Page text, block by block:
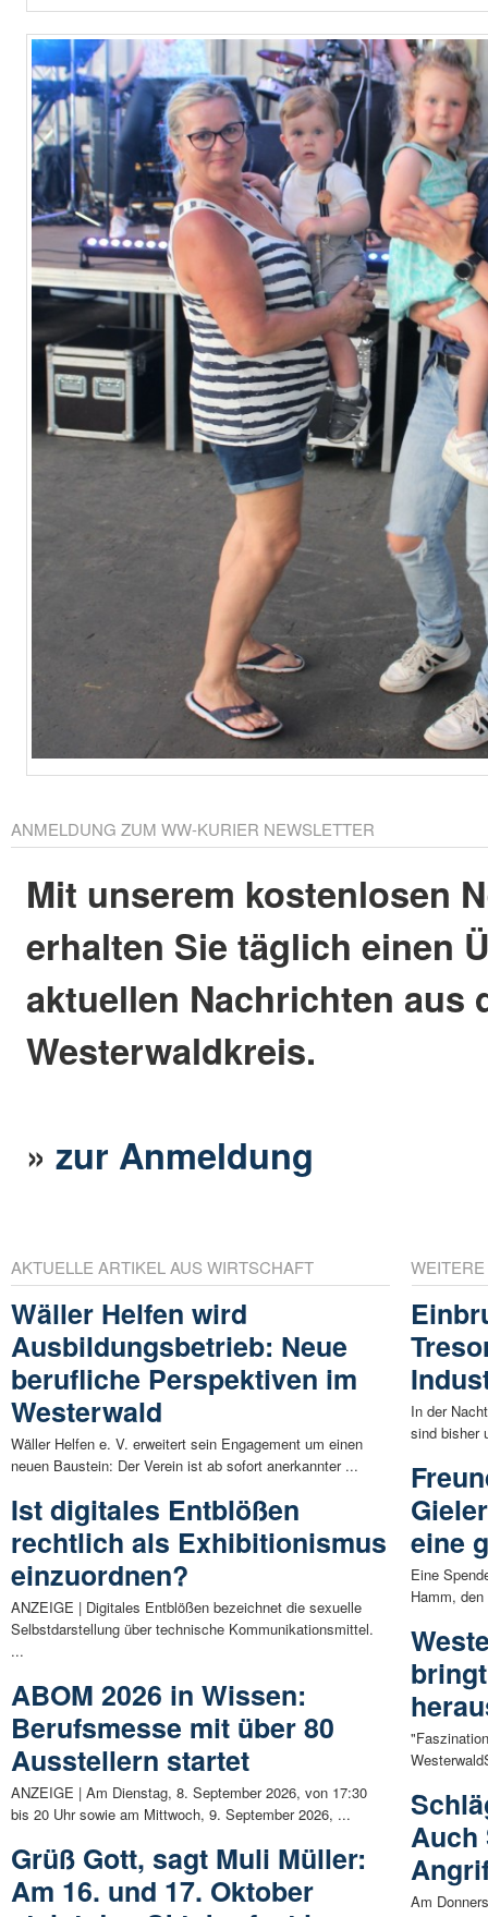
ANMELDUNG ZUM WW-KURIER NEWSLETTER
Mit unserem kostenlosen
erhalten Sie täglich einen
aktuellen Nachrichten aus
Westerwaldkreis.
»zur Anmeldung
AKTUELLE ARTIKEL AUS WIRTSCHAFT
Wäller Helfen wird
Ausbildungsbetrieb: Neue
berufliche Perspektiven im
Westerwald
Wäller Helfen e. V. erweitert sein Engagement um einen
neuen Baustein: Der Verein ist ab sofort anerkannter ...
Ist digitales Entblößen
rechtlich als Exhibitionismus
einzuordnen?
ANZEIGE | Digitales Entblößen bezeichnet die sexuelle
Selbstdarstellung über technische Kommunikationsmittel.
...
ABOM 2026 in Wissen:
Berufsmesse mit über 80
Ausstellern startet
ANZEIGE | Am Dienstag, 8. September 2026, von 17:30
bis 20 Uhr sowie am Mittwoch, 9. September 2026, ...
Grüß Gott, sagt Muli Müller:
Am 16. und 17. Oktober
In der
sind bisher
eine
Eine
Hamm,
Auch
Am